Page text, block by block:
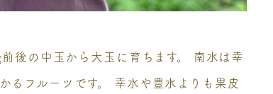
後の中玉から大玉に育ちます。 南水は幸
るフルーツです。 幸水や豊水よりも果皮